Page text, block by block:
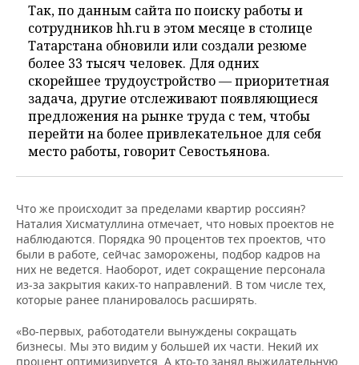
Так, по данным сайта по поиску работы и
сотрудников hh.ru в этом месяце в столице
Татарстана обновили или создали резюме
более 33 тысяч человек. Для одних
скорейшее трудоустройство — приоритетная
задача, другие отслеживают появляющиеся
предложения на рынке труда с тем, чтобы
перейти на более привлекательное для себя
место работы, говорит Севостьянова.
Что же происходит за пределами квартир россиян?
Наталия Хисматуллина отмечает, что новых проектов не
наблюдаются. Порядка 90 процентов тех проектов, что
были в работе, сейчас заморожены, подбор кадров на
них не ведется. Наоборот, идет сокращение персонала
из-за закрытия каких-то направлений. В том числе тех,
которые ранее планировалось расширять.
«Во-первых, работодатели вынуждены сокращать
бизнесы. Мы это видим у большей их части. Некий их
процент оптимизируется. А кто-то занял выжидательную